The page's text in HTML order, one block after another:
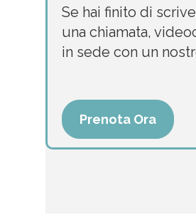
Se hai finito di
una chiamata,
in sede con un
Prenota Ora